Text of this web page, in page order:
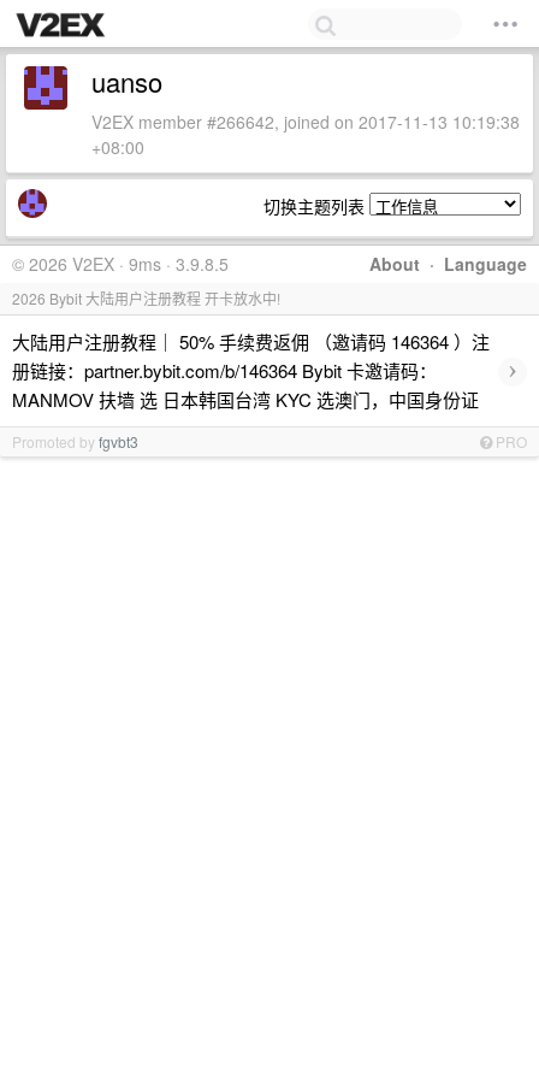
uanso
V2EX member #266642, joined on 2017-11-13 10:19:38
+08:00
切换主题列表
About · Language
© 2026 V2EX · 9ms · 3.9.8.5
2026 Bybit 大陆用户注册教程 开卡放水中!
大陆用户注册教程｜ 50% 手续费返佣 （邀请码 146364 ）注
册链接：partner.bybit.com/b/146364 Bybit 卡邀请码：
MANMOV 扶墙 选 日本韩国台湾 KYC 选澳门，中国身份证
›
Promoted byfgvbt3 PRO